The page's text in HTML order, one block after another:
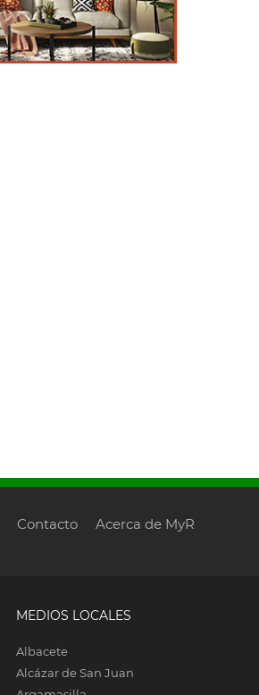
Contacto Acerca de MyR
MEDIOS LOCALES
Albacete
Alcázar de San Juan